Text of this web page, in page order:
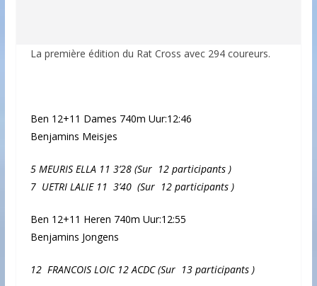
La première édition du Rat Cross avec 294 coureurs.
Ben 12+11 Dames 740m Uur:12:46
Benjamins Meisjes
5 MEURIS ELLA 11 3’28 (Sur 12 participants)
7 UETRI LALIE 11 3’40 (Sur 12 participants)
Ben 12+11 Heren 740m Uur:12:55
Benjamins Jongens
12 FRANCOIS LOIC 12 ACDC(Sur 13 participants)